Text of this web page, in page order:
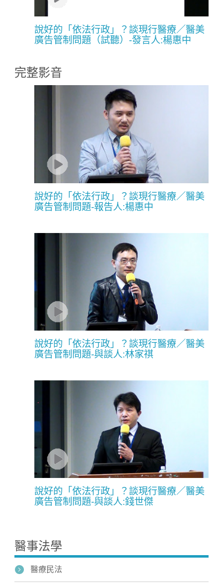
說好的「依法行政」？談現行醫療／醫美
廣告管制問題（試聽）-發言人:楊惠中
完整影音
說好的「依法行政」？談現行醫療／醫美
廣告管制問題-報告人:楊惠中
說好的「依法行政」？談現行醫療／醫美
廣告管制問題-與談人:林家祺
說好的「依法行政」？談現行醫療／醫美
廣告管制問題-與談人:錢世傑
醫事法學
醫療民法